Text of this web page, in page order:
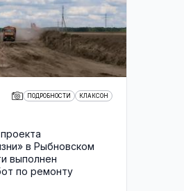
ПОДРОБНОСТИ КЛАКСОН
в Рыбновском
выполнен
по ремонту